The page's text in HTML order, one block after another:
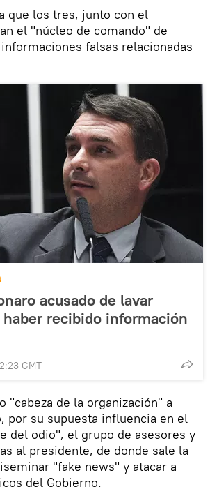
que los tres, junto con el
el "núcleo de comando" de
falsas relacionadas
acusado de lavar
recibido información
GMT
"cabeza de la organización" a
por su supuesta influencia en el
del odio", el grupo de asesores y
al presidente, de donde sale la
"fake news" y atacar a
del Gobierno.